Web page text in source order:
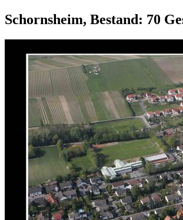
Schornsheim, Bestand: 70